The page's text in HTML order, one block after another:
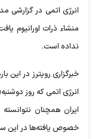
انرژی اتمی در
منشاء ذرات اورانیوم
نداده است.
خبرگزاری رویترز در این
ایران همچنان
خصوص یافته‌ها در این